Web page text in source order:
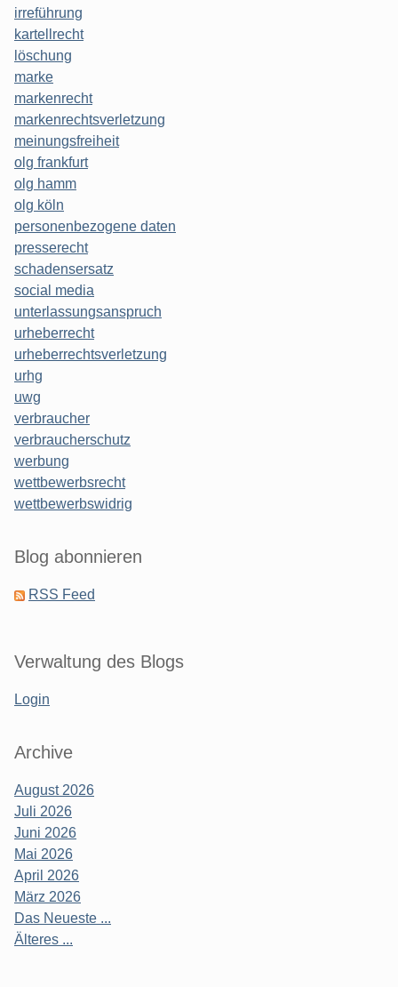
irreführung
kartellrecht
löschung
marke
markenrecht
markenrechtsverletzung
meinungsfreiheit
olg frankfurt
olg hamm
olg köln
personenbezogene daten
presserecht
schadensersatz
social media
unterlassungsanspruch
urheberrecht
urheberrechtsverletzung
urhg
uwg
verbraucher
verbraucherschutz
werbung
wettbewerbsrecht
wettbewerbswidrig
Blog abonnieren
RSS Feed
Verwaltung des Blogs
Login
Archive
August 2026
Juli 2026
Juni 2026
Mai 2026
April 2026
März 2026
Das Neueste ...
Älteres ...